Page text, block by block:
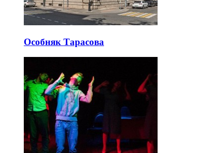
Особняк Тарасова